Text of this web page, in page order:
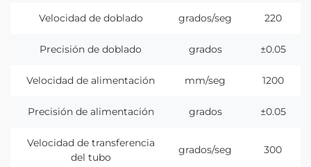
Velocidad de doblado grados/seg 220
Precisión de doblado grados ±0.05
Velocidad de alimentación mm/seg 1200
Precisión de alimentación grados ±0.05
Velocidad de transferencia
del tubo
grados/seg 300